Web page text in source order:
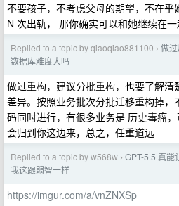
不要孩子，不考虑父母的期望，不在
N 次出轨， 那你确实可以和她继续在
Replied to a topic by qiaoqiao881100 › 做
数据库难度大吗
做过重构，建议分批重构，也要了解
差异。按照业务批次分批迁移重构掉
码同时进行，有很多业务是 历史毒瘤
会归到你这边来，总之，任重道远
Replied to a topic by w568w › GPT-5.5 真能
我这跟弱智一样
https://imgur.com/a/vnZNXSp